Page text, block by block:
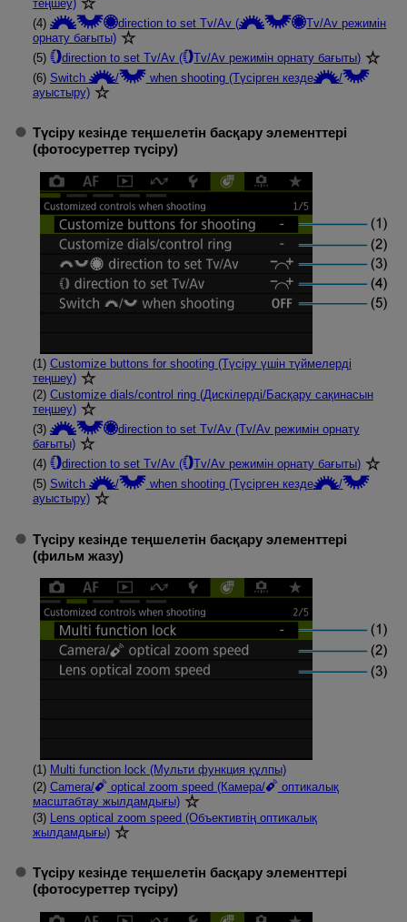
теңшеу)
(4)
direction to set Tv/Av (
Tv/Av режимін
орнату бағыты)
(5)
direction to set Tv/Av (
Tv/Av режимін орнату бағыты)
(6) Switch / when shooting (Түсірген кезде
/
ауыстыру)
Түсіру кезінде теңшелетін басқару элементтері
(фотосуреттер түсіру)
(1) Customize buttons for shooting (Түсіру үшін түймелерді
теңшеу)
(2) Customize dials/control ring (Дискілерді/Басқару сақинасын
теңшеу)
(3)
direction to set Tv/Av (Tv/Av режимін орнату
бағыты)
(4)
direction to set Tv/Av (
Tv/Av режимін орнату бағыты)
(5) Switch / when shooting (Түсірген кезде
/
ауыстыру)
Түсіру кезінде теңшелетін басқару элементтері
(фильм жазу)
(1) Multi function lock (Мульти функция құлпы)
(2) Camera/ optical zoom speed (Камера/
оптикалық
масштабтау жылдамдығы)
(3)
Lens optical zoom speed (Объективтің оптикалық
жылдамдығы)
Түсіру кезінде теңшелетін басқару элементтері
(фотосуреттер түсіру)